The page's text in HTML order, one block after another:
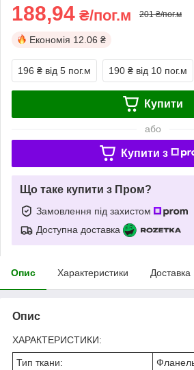
188,94 ₴/пог.м 201 ₴/пог.м
Економія 12.06 ₴
196 ₴ від 5 пог.м 190 ₴ від 10 пог.м
Купити
або
Купити з
Що таке купити з Пром?
Замовлення під захистом
Доступна доставка
Опис Характеристики Доставка
Опис
ХАРАКТЕРИСТИКИ:
Тип ткани: